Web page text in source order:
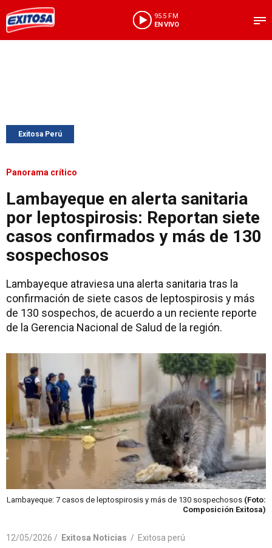
95.5 FM
EN VIVO
Exitosa Perú
Panorama crítico
Lambayeque en alerta sanitaria
por leptospirosis: Reportan siete
casos confirmados y más de 130
sospechosos
Lambayeque atraviesa una alerta sanitaria tras la
confirmación de siete casos de leptospirosis y más
de 130 sospechos, de acuerdo a un reciente reporte
de la Gerencia Nacional de Salud de la región.
Lambayeque: 7 casos de leptospirosis y más de 130 sospechosos (Foto:
Composición Exitosa)
12/05/2026 / Exitosa Noticias / Exitosa perú